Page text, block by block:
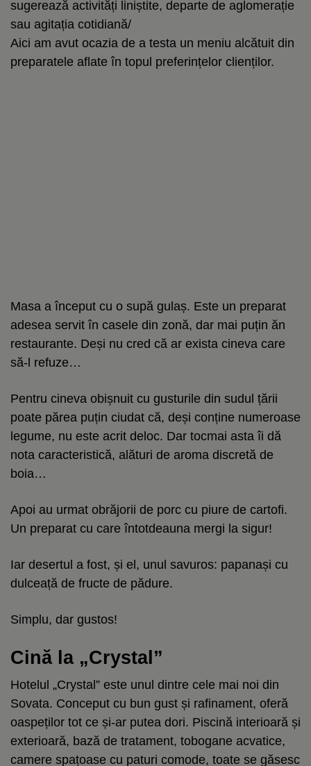
sugerează activități liniștite, departe de aglomerație
sau agitația cotidiană/
Aici am avut ocazia de a testa un meniu alcătuit din
preparatele aflate în topul preferințelor clienților.
Masa a început cu o supă gulaș. Este un preparat
adesea servit în casele din zonă, dar mai puțin ăn
restaurante. Deși nu cred că ar exista cineva care
să-l refuze…
Pentru cineva obișnuit cu gusturile din sudul țării
poate părea puțin ciudat că, deși conține numeroase
legume, nu este acrit deloc. Dar tocmai asta îi dă
nota caracteristică, alături de aroma discretă de
boia…
Apoi au urmat obrăjorii de porc cu piure de cartofi.
Un preparat cu care întotdeauna mergi la sigur!
Iar desertul a fost, și el, unul savuros: papanași cu
dulceață de fructe de pădure.
Simplu, dar gustos!
Cină la „Crystal”
Hotelul „Crystal” este unul dintre cele mai noi din
Sovata. Conceput cu bun gust și rafinament, oferă
oaspeților tot ce și-ar putea dori. Piscină interioară și
exterioară, bază de tratament, tobogane acvatice,
camere spațoase cu paturi comode, toate se găsesc